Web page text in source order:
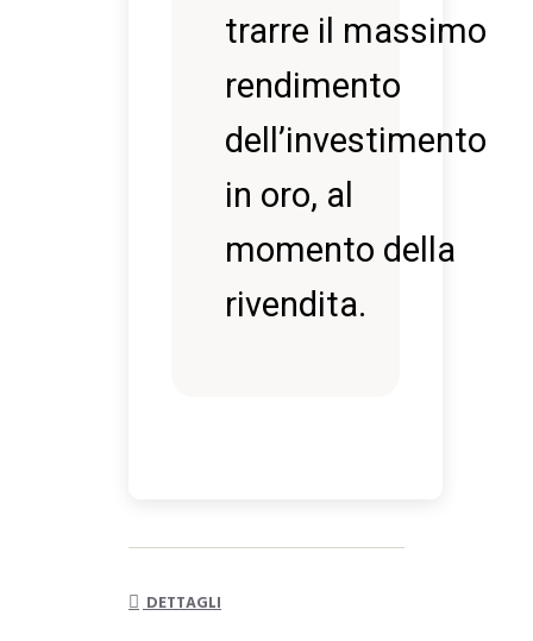
trarre il massimo
rendimento
dell’investimento
in oro, al
momento della
rivendita.
DETTAGLI